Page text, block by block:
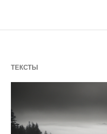
содержимому
ЖУРНАЛ СТАРОГО
ТЕКСТЫ